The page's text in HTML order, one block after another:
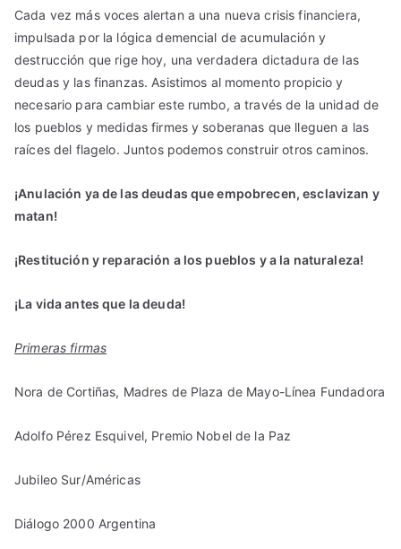
Cada vez más voces alertan a una nueva crisis financiera,
impulsada por la lógica demencial de acumulación y
destrucción que rige hoy, una verdadera dictadura de las
deudas y las finanzas. Asistimos al momento propicio y
necesario para cambiar este rumbo, a través de la unidad de
los pueblos y medidas firmes y soberanas que lleguen a las
raíces del flagelo. Juntos podemos construir otros caminos.
¡Anulación ya de las deudas que empobrecen, esclavizan y
matan!
¡Restitución y reparación a los pueblos y a la naturaleza!
¡La vida antes que la deuda!
Primeras firmas
Nora de Cortiñas, Madres de Plaza de Mayo-Línea Fundadora
Adolfo Pérez Esquivel, Premio Nobel de la Paz
Jubileo Sur/Américas
Diálogo 2000 Argentina